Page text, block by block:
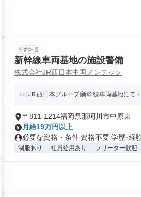
契約社員
新幹線車両基地の施設警備
株式会社JR西日本中国メンテック
[JＲ西日本グループ]新幹線車両基地にて
〒811-1214福岡県那珂川市中原東
月給19万円以上
必要な資格・条件 資格不要 学歴･経
制服あり 社員登用あり フリーター歓迎